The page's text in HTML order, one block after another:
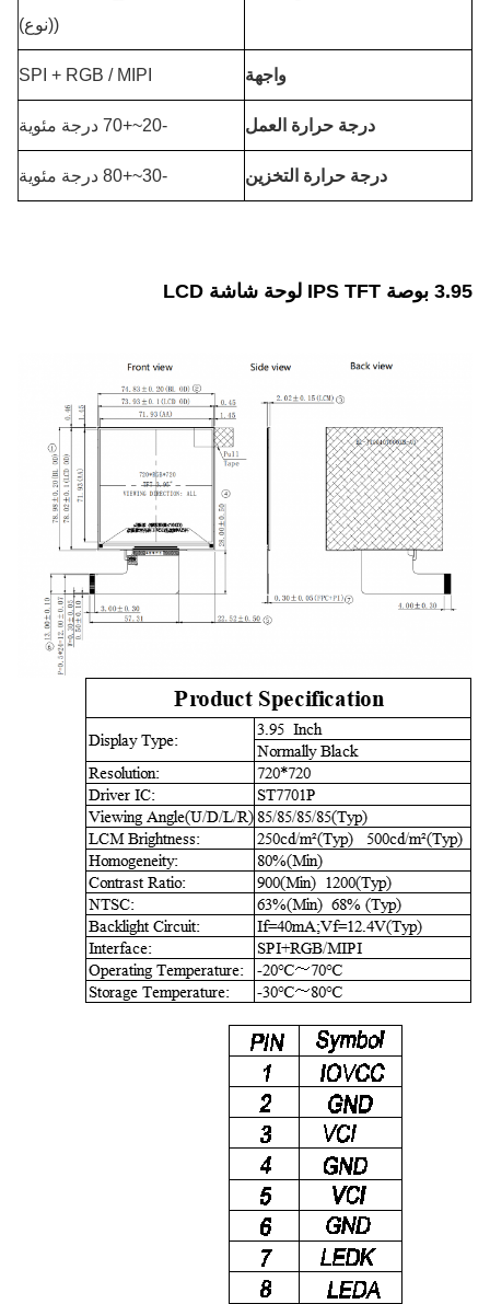
((نوع)
واجهة SPI + RGB / MIPI
درجة حرارة العمل -20~+70 درجة مئوية
درجة حرارة التخزين -30~+80 درجة مئوية
3.95 بوصة IPS TFT لوحة شاشة LCD